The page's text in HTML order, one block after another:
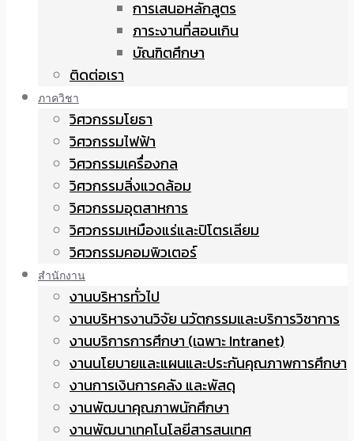
การเสนอหลักสูตร
ภาระงานที่สอนเกิน
บัณฑิตศึกษา
ติดต่อเรา
ภาควิชา
วิศวกรรมโยธา
วิศวกรรมไฟฟ้า
วิศวกรรมเครื่องกล
วิศวกรรมสิ่งแวดล้อม
วิศวกรรมอุตสาหการ
วิศวกรรมเหมืองแร่และปิโตรเลียม
วิศวกรรมคอมพิวเตอร์
สำนักงาน
งานบริหารทั่วไป
งานบริหารงานวิจัย นวัตกรรมและบริการวิชาการ
งานบริการการศึกษา (เฉพาะ Intranet)
งานนโยบายและแผนและประกันคุณภาพการศึกษา
งานการเงินการคลัง และพัสดุ
งานพัฒนาคุณภาพนักศึกษา
งานพัฒนาเทคโนโลยีสารสนเทศ